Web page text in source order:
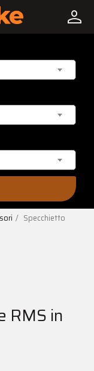
person
Specchietto
RMS in